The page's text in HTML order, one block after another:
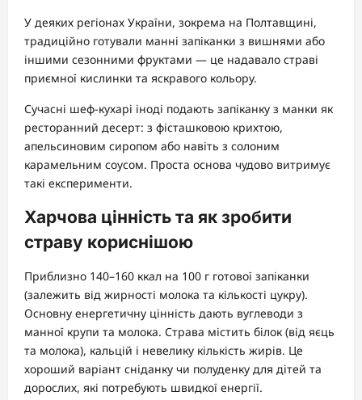
У деяких регіонах України, зокрема на Полтавщині,
традиційно готували манні запіканки з вишнями або
іншими сезонними фруктами — це надавало страві
приємної кислинки та яскравого кольору.
Сучасні шеф-кухарі іноді подають запіканку з манки як
ресторанний десерт: з фісташковою крихтою,
апельсиновим сиропом або навіть з солоним
карамельним соусом. Проста основа чудово витримує
такі експерименти.
Харчова цінність та як зробити
страву кориснішою
Приблизно 140–160 ккал на 100 г готової запіканки
(залежить від жирності молока та кількості цукру).
Основну енергетичну цінність дають вуглеводи з
манної крупи та молока. Страва містить білок (від яєць
та молока), кальцій і невелику кількість жирів. Це
хороший варіант сніданку чи полуденку для дітей та
дорослих, які потребують швидкої енергії.